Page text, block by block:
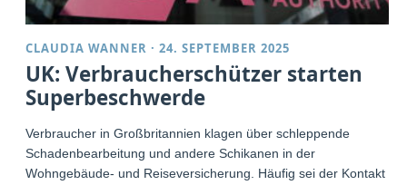
CLAUDIA WANNER ·24. SEPTEMBER 2025
UK: Verbraucherschützer starten
Superbeschwerde
Verbraucher in Großbritannien klagen über schleppende
Schadenbearbeitung und andere Schikanen in der
Wohngebäude- und Reiseversicherung. Häufig sei der Kontakt